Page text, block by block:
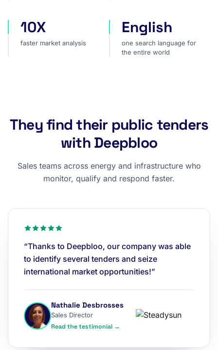
faster market analysis
10X
faster market analysis
one search language for
English
one search language for
the entire world
They find their public tenders
with Deepbloo
Sales teams across energy and infrastructure who
monitor, qualify and respond faster.
“Thanks to Deepbloo, our company was able
to identify several tenders and seize
international market opportunities!”
Nathalie Desbrosses
Sales Director
Read the testimonial →